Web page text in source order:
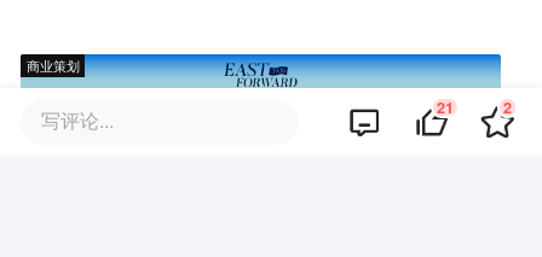
商业策划
写评论... 21 2